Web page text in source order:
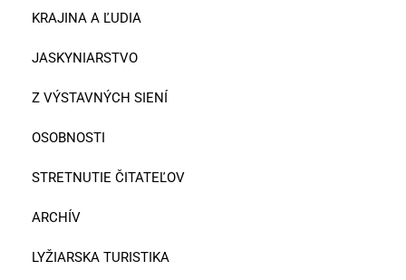
KRAJINA A ĽUDIA
JASKYNIARSTVO
Z VÝSTAVNÝCH SIENÍ
OSOBNOSTI
STRETNUTIE ČITATEĽOV
ARCHÍV
LYŽIARSKA TURISTIKA